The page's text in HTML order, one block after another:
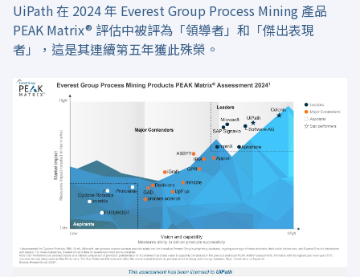
UiPath 在 2024 年 Everest Group Process Mining 產品
PEAK Matrix® 評估中被評為「領導者 」和「傑出表現
者」，這是其連續第五年獲此殊榮。